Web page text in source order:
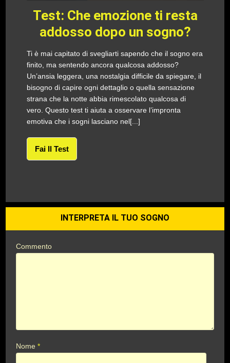
Test: Che emozione ti resta
addosso dopo un sogno?
Ti è mai capitato di svegliarti sapendo che il sogno era
finito, ma sentendo ancora qualcosa addosso?
Un’ansia leggera, una nostalgia difficile da spiegare, il
bisogno di capire ogni dettaglio o quella sensazione
strana che la notte abbia rimescolato qualcosa di
vero. Questo test ti aiuta a osservare l’impronta
emotiva che i sogni lasciano nel[...]
Fai Il Test
INTERPRETA IL TUO SOGNO
Commento
Nome*